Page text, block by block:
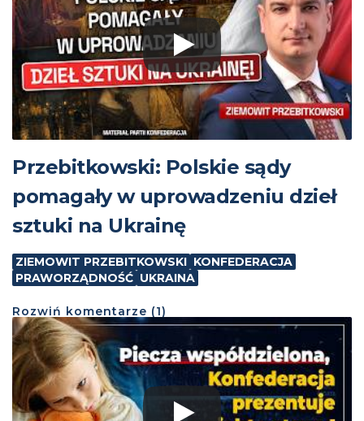
Przebitkowski: Polskie sądy
pomagały w uprowadzeniu dzieł
sztuki na Ukrainę
ZIEMOWIT PRZEBITKOWSKI KONFEDERACJA
PRAWORZĄDNOŚĆ UKRAINA
Rozwiń komentarze (1)